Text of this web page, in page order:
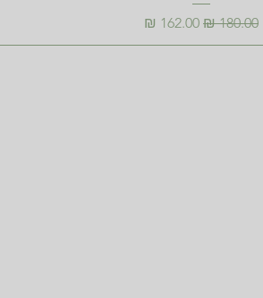
מחיר רגיל מחיר מבצע